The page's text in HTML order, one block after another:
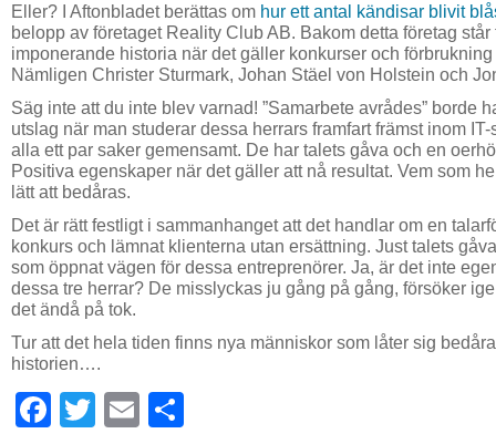
Eller? I Aftonbladet berättas om hur ett antal kändisar blivit
belopp av företaget Reality Club AB. Bakom detta företag
imponerande historia när det gäller konkurser och
Nämligen Christer Sturmark, Johan Stäel von Holstein och
Säg inte att du inte blev varnad! ”Samarbete avrådes” borde
utslag när man studerar dessa herrars framfart främst inom
alla ett par saker gemensamt. De har talets gåva och en
Positiva egenskaper när det gäller att nå resultat. Vem som
lätt att bedåras.
Det är rätt festligt i sammanhanget att det handlar om en
konkurs och lämnat klienterna utan ersättning. Just talets
som öppnat vägen för dessa entreprenörer. Ja, är det inte
dessa tre herrar? De misslyckas ju gång på gång, försöker
det ändå på tok.
Tur att det hela tiden finns nya människor som låter sig
historien….
Facebook
TwitterEmail